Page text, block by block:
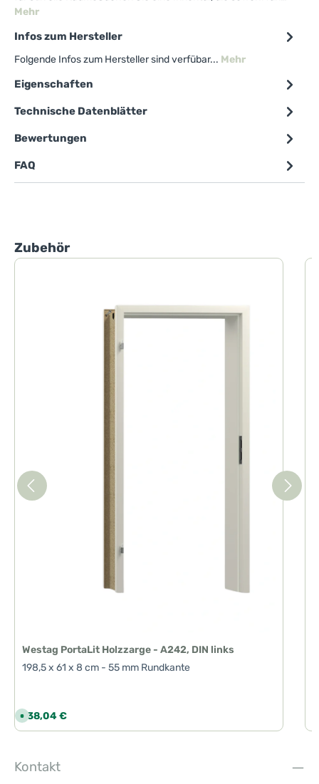
Mehr
Infos zum Hersteller
Folgende Infos zum Hersteller sind verfübar... Mehr
Eigenschaften
Technische Datenblätter
Bewertungen
FAQ
Produktgalerie überspringen
Zubehör
Westag PortaLit Holzzarge - A242, DIN links
198,5 x 61 x 8 cm - 55 mm Rundkante
Regulärer Preis:
S
o
f
v
138,04 €
Kontakt